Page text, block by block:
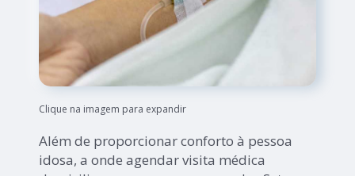
Clique na imagem para expandir
Além de proporcionar conforto à pessoa
idosa, a onde agendar visita médica